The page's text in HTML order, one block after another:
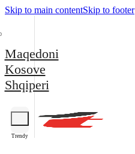
Skip to main contentSkip to footer
Maqedoni
Kosove
Shqiperi
Trendy